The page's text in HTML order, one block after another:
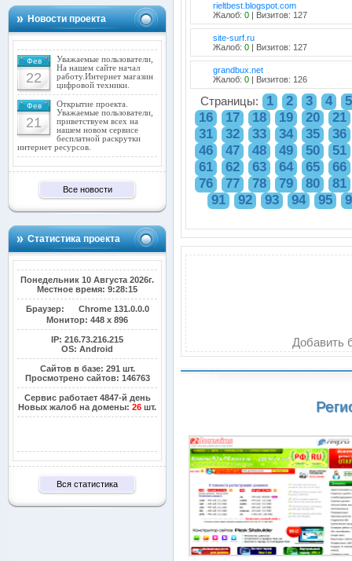
Новости проекта
Фев
22
Уважаемые пользователи,
На нашем сайте начал
работу.Интернет магазин
цифровой техники.
Фев
21
Открытие проекта.
Уважаемые пользователи,
приветствуем всех на
нашем новом сервисе
бесплатной раскрутки
интернет ресурсов.
Все новости
Статистика проекта
Понедельник 10 Августа 2026г.
Местное время: 9:28:15
Браузер:
Chrome 131.0.0.0
Монитор: 448 x 896
IP: 216.73.216.215
OS: Android
Сайтов в базе: 291 шт.
Просмотрено сайтов: 146763
Сервис работает 4847-й день
Новых жалоб на домены: 26 шт.
Вся статистика
rieltbest.blogspot.com
Жалоб: 0 | Визитов: 127
site-surf.ru
Жалоб: 0 | Визитов: 127
grandbux.net
Жалоб: 0 | Визитов: 126
Страницы: 1 2 3 4
5
16
17 18 19 20
21
31
32 33 34 35
36
46
47 48 49 50
51
61
62 63 64 65
66
76
77 78 79 80
81
91
92 93 94 95
Добавить